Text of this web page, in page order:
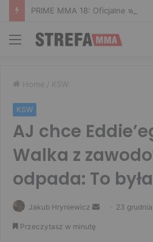
Menu
Home / KSW
KSW
AJ chce
Walka z
odpada: To
Jakub Hryniewicz
Send 23
Przeczytasz w minutę